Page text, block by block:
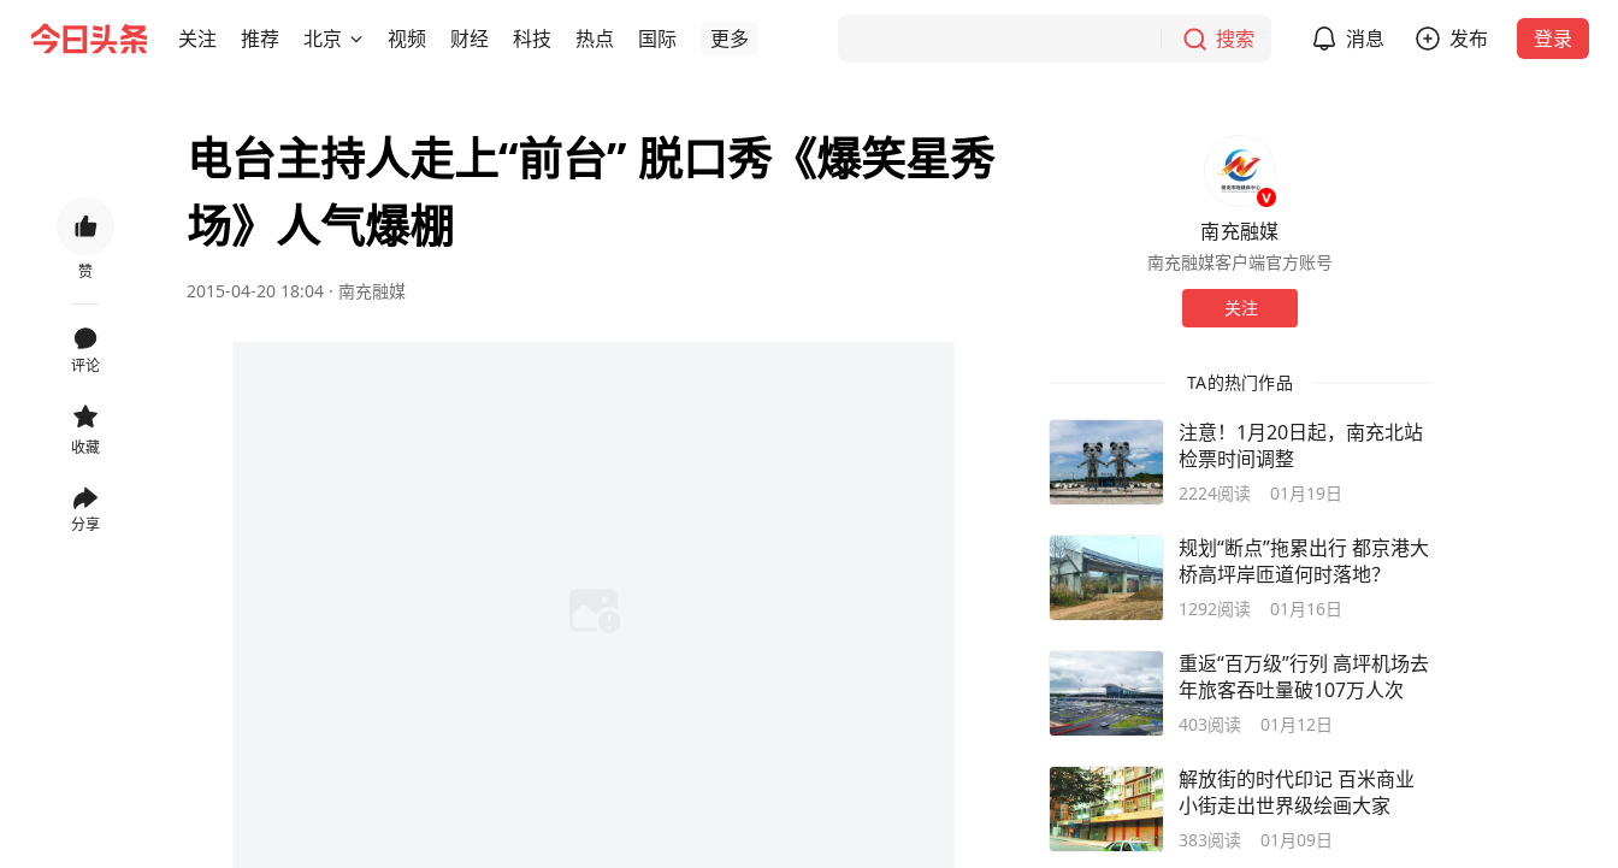
关注 推荐 北京 视频 财经 科技 热点 国际 更多 搜索 消息 发布 登录
赞
评论
收藏
分享
电台主持人走上“前台” 脱口秀《爆笑星秀
场》人气爆棚
2015-04-20 18:04 · 南充融媒
南充融媒
南充融媒客户端官方账号
关注
TA的热门作品
注意！1月20日起，南充北站
检票时间调整
2224阅读 01月19日
规划“断点”拖累出行 都京港大
桥高坪岸匝道何时落地？
1292阅读 01月16日
重返“百万级”行列 高坪机场去
年旅客吞吐量破107万人次
403阅读 01月12日
解放街的时代印记 百米商业
小街走出世界级绘画大家
383阅读 01月09日